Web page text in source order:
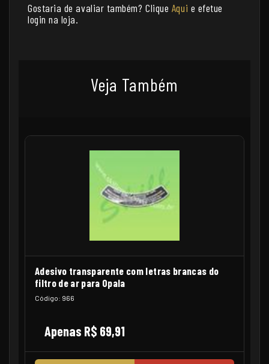
Gostaria de avaliar também? Clique Aqui e efetue
login na loja.
Veja Também
Adesivo transparente com letras brancas do
filtro de ar para Opala
Código: 966
Apenas R$ 69,91